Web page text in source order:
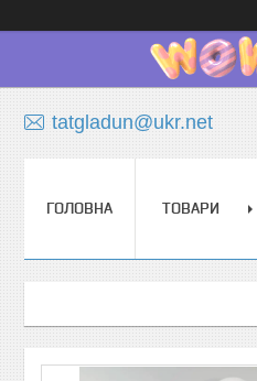
tatgladun@ukr.net
ГОЛОВНА ТОВАРИ